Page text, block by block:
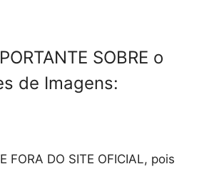
SOBRE o
de Imagens:
FORA DO SITE OFICIAL, pois